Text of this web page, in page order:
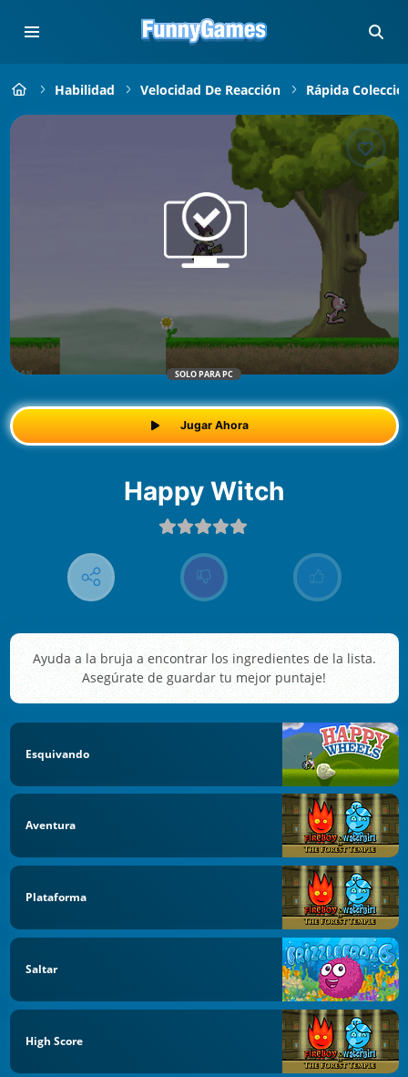
Habilidad Velocidad De Reacción Rápida
SOLO PARA PC
Jugar Ahora
Happy Witch
Ayuda a la bruja a encontrar los ingredientes de la lista.
Asegúrate de guardar tu mejor puntaje!
Esquivando
Aventura
Plataforma
Saltar
High Score